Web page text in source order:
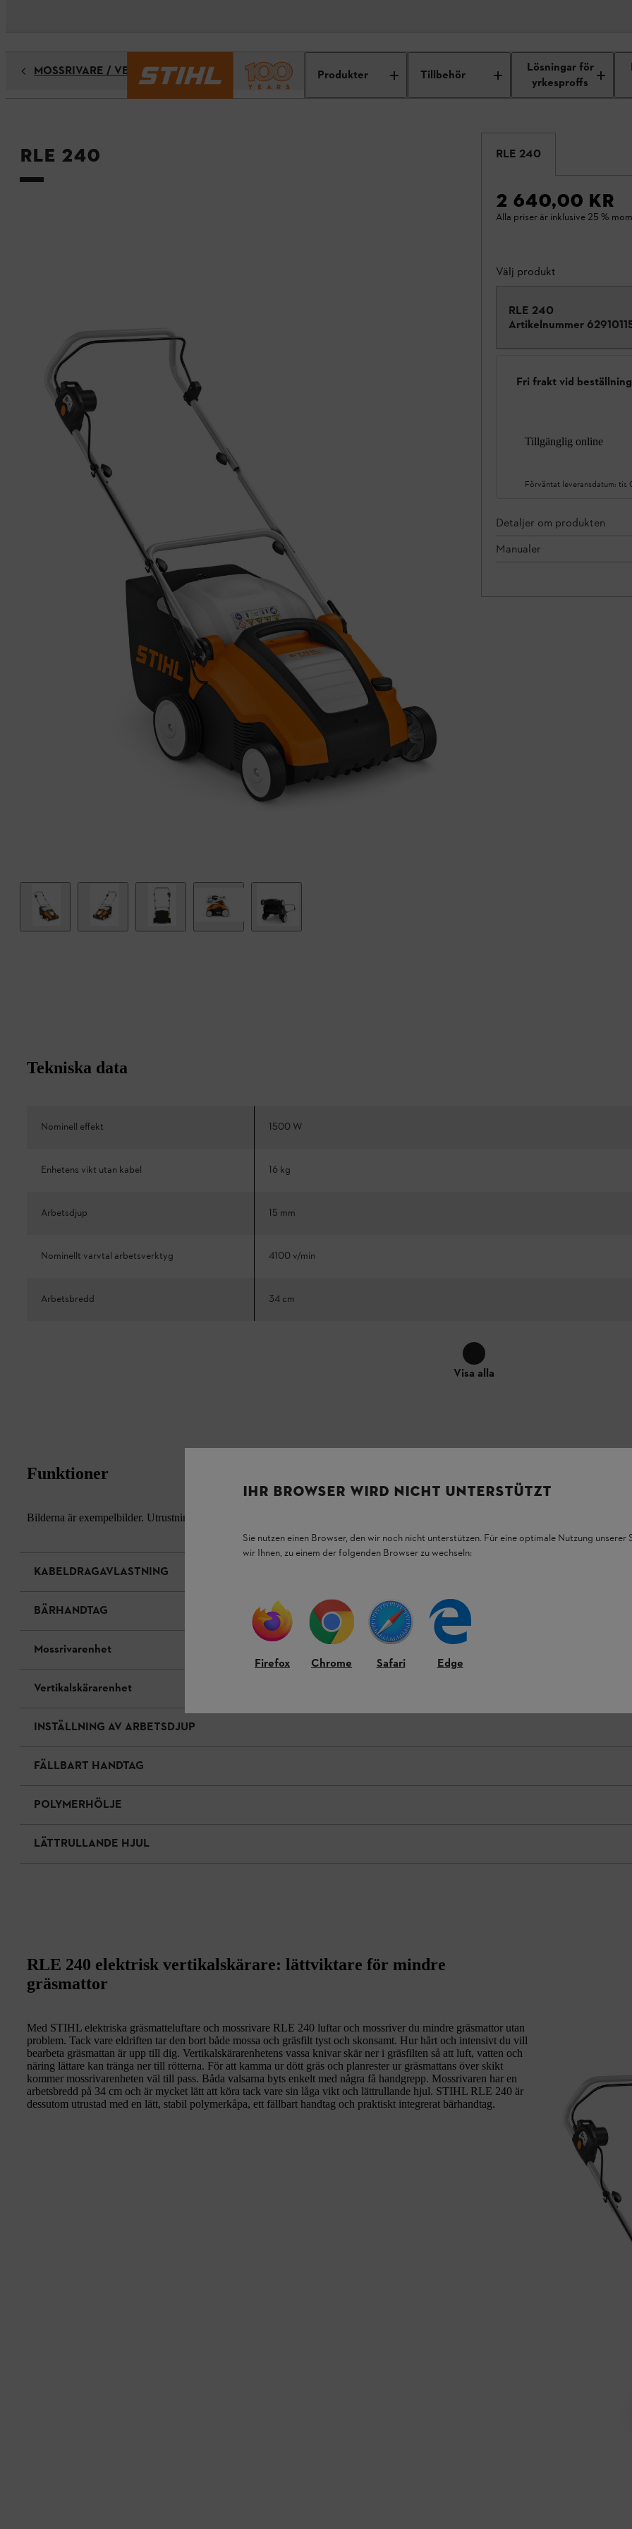
Produkter Tillbehör
Lösningar för
yrkesproffs
MOSSRIVARE / VERTIKALSKÄRARE
RLE 240 RLE 240
2 640,00 KR
Alla priser är inklusive 25 %
Välj produkt
RLE 240
Artikelnummer
Fri frakt vid
Tillgänglig online
Förväntat leveransdatum: tis
Detaljer om produkten
Manualer
Tekniska data
Nominell effekt 1500 W
Enhetens vikt utan kabel 16 kg
Arbetsdjup 15 mm
Nominellt varvtal arbetsverktyg 4100 v/min
Arbetsbredd 34 cm
Visa alla
Funktioner
Bilderna är exempelbilder. Utrustningens faktiska utseende och dess specifika anslutning till produkten kan skilja sig från bilderna – men
KABELDRAGAVLASTNING
BÄRHANDTAG
Mossrivarenhet
Vertikalskärarenhet
INSTÄLLNING AV ARBETSDJUP
FÄLLBART HANDTAG
POLYMERHÖLJE
LÄTTRULLANDE HJUL
RLE 240 elektrisk vertikalskärare: lättviktare för mindre
gräsmattor
Med STIHL elektriska gräsmatteluftare och mossrivare RLE 240 luftar och mossriver du mindre gräsmattor utan
problem. Tack vare eldriften tar den bort både mossa och gräsfilt tyst och skonsamt. Hur hårt och intensivt du vill
bearbeta gräsmattan är upp till dig. Vertikalskärarenhetens vassa knivar skär ner i gräsfilten så att luft, vatten och
näring lättare kan tränga ner till rötterna. För att kamma ur dött gräs och planrester ur gräsmattans över skikt
kommer mossrivarenheten väl till pass. Båda valsarna byts enkelt med några få handgrepp. Mossrivaren har en
arbetsbredd på 34 cm och är mycket lätt att köra tack vare sin låga vikt och lättrullande hjul. STIHL RLE 240 är
dessutom utrustad med en lätt, stabil polymerkåpa, ett fällbart handtag och praktiskt integrerat bärhandtag.
IHR BROWSER WIRD NICHT UNTERSTÜTZT
Sie nutzen einen Browser, den wir noch nicht unterstützen. Für eine optimale Nutzung unserer
wir Ihnen, zu einem der folgenden Browser zu wechseln:
Firefox Chrome Safari Edge